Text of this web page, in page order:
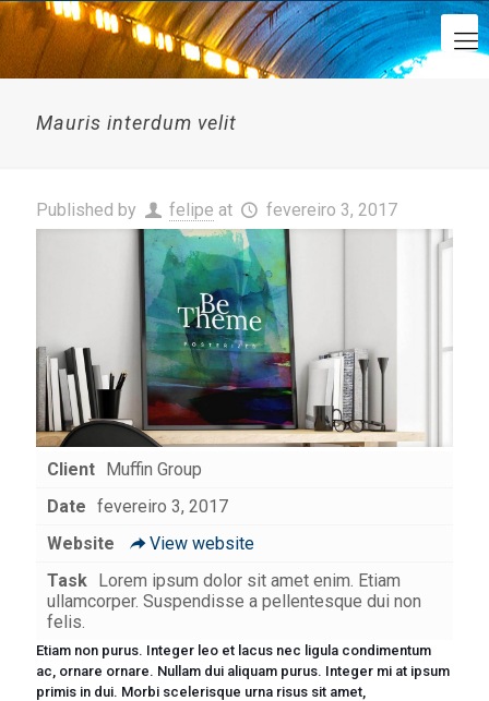
Mauris interdum velit
Published by felipe at fevereiro 3, 2017
Client Muffin Group
Date fevereiro 3, 2017
Website
View website
Task Lorem ipsum dolor sit amet enim. Etiam
ullamcorper. Suspendisse a pellentesque dui non
felis.
Etiam non purus. Integer leo et lacus nec ligula condimentum
ac, ornare ornare. Nullam dui aliquam purus. Integer mi at ipsum
primis in dui. Morbi scelerisque urna risus sit amet,